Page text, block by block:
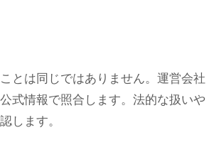
とは同じではありません。運営会社
式情報で照合します。法的な扱いや
します。